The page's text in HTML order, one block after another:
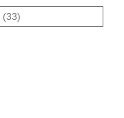
(33)